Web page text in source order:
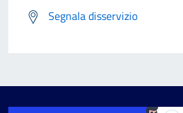
Segnala disservizio